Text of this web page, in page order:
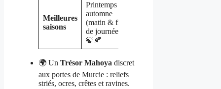
Meilleures
saisons
Printemps et
automne
(matin & fin
de journée)
🍃🍂
🌍 Un Trésor Mahoya discret
aux portes de Murcie : reliefs
striés, ocres, crêtes et ravines.